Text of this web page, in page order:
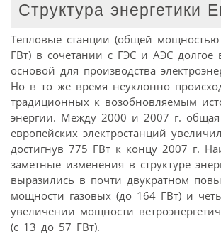
Структура энергетики
Тепловые станции (общей
ГВт) в сочетании с ГЭС и АЭС долгое
основой для производства
Но в то же время неуклонно
традиционных к возобновляемым
энергии. Между 2000 и 2007 г.
европейских электростанций
достигнув 775 ГВт к концу 2007 г.
заметные изменения в структуре
выразились в почти двукратном
мощности газовых (до 164 ГВт) и
увеличении мощности
(с 13 до 57 ГВт).